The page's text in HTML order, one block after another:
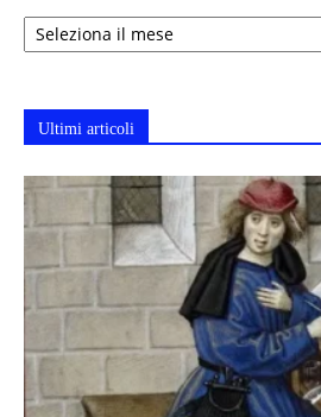
Archivi
Ultimi articoli